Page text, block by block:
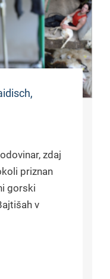
zdaj
priznan
gorski
v